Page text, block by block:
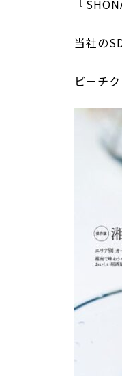
『
当社の
ビーチ